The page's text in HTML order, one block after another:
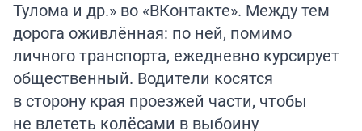
Тулома и др.» во «ВКонтакте». Между тем
дорога оживлённая: по ней, помимо
личного транспорта, ежедневно курсирует
общественный. Водители косятся
в сторону края проезжей части, чтобы
не влететь колёсами в выбоину